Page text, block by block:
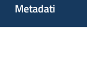
Metadati